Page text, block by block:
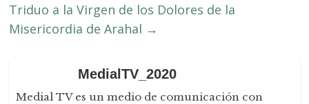
Triduo a la Virgen de los Dolores de la
Misericordia de Arahal →
MedialTV_2020
Medial TV es un medio de comunicación con